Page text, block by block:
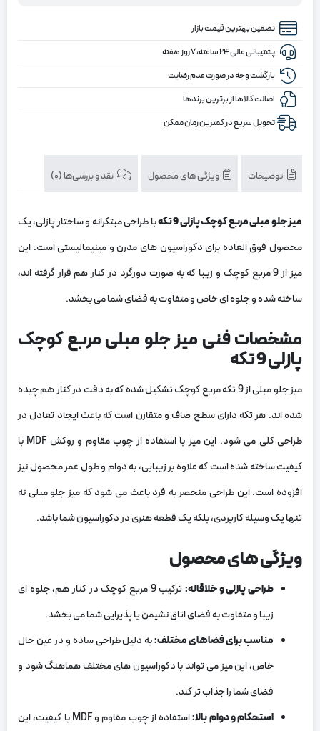
9
تکه
تضمین بهترین قیمت بازار
پشتیبانی عالی ۲۴ ساعته، ۷ روز هفته
بازگشت وجه در صورت عدم رضایت
اصالت کالاها از برترین برندها
تحویل سریع در کمترین زمان ممکن
توضیحات ویژگی های محصول نقد و بررسی‌ها (0)
میز جلو مبلی مربع کوچک پازلی 9 تکه
با طراحی مبتکرانه و ساختار پازلی، یک
محصول فوق العاده برای دکوراسیون ‌های مدرن و مینیمالیستی است. این
میز از 9 مربع کوچک و زیبا که به صورت دورگرد در کنار هم قرار گرفته‌ اند،
ساخته شده و جلوه ‌ای خاص و متفاوت به فضای شما می ‌بخشد.
مشخصات فنی میز جلو مبلی مربع کوچک
پازلی 9 تکه
میز جلو مبلی از 9 تکه مربع کوچک تشکیل شده که به دقت در کنار هم چیده
شده‌ اند. هر تکه دارای سطح صاف و متقارن است که باعث ایجاد تعادل در
طراحی کلی می‌ شود. این میز با استفاده از چوب مقاوم و روکش MDF با
کیفیت ساخته شده است که علاوه بر زیبایی، به دوام و طول عمر محصول نیز
افزوده است. این طراحی منحصر به فرد باعث می ‌شود که میز جلو مبلی نه
تنها یک وسیله کاربردی، بلکه یک قطعه هنری در دکوراسیون شما باشد.
ویژگی ‌های محصول
طراحی پازلی و خلاقانه:
ترکیب 9 مربع کوچک در کنار هم، جلوه‌ ای
زیبا و متفاوت به فضای اتاق نشیمن یا پذیرایی شما می ‌بخشد.
مناسب برای فضاهای مختلف:به دلیل طراحی ساده و در عین حال
خاص، این میز می ‌تواند با دکوراسیون ‌های مختلف هماهنگ شود و
فضای شما را جذاب ‌تر کند.
استحکام و دوام بالا: استفاده از چوب مقاوم و MDF با کیفیت، این